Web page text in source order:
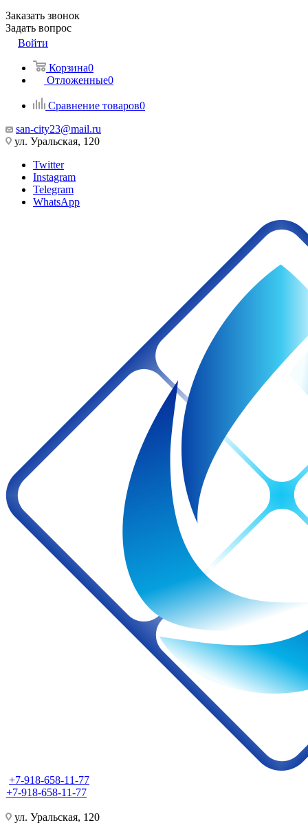
Заказать звонок
Задать вопрос
Войти
Корзина0
Отложенные0
Сравнение товаров0
san-city23@mail.ru
ул. Уральская, 120
Twitter
Instagram
Telegram
WhatsApp
+7-918-658-11-77
+7-918-658-11-77
ул. Уральская, 120